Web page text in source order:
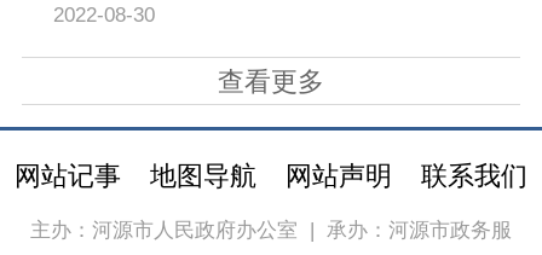
2022-08-30
查看更多
网站记事 地图导航 网站声明 联系我们
主办：河源市人民政府办公室 承办：河源市政务服